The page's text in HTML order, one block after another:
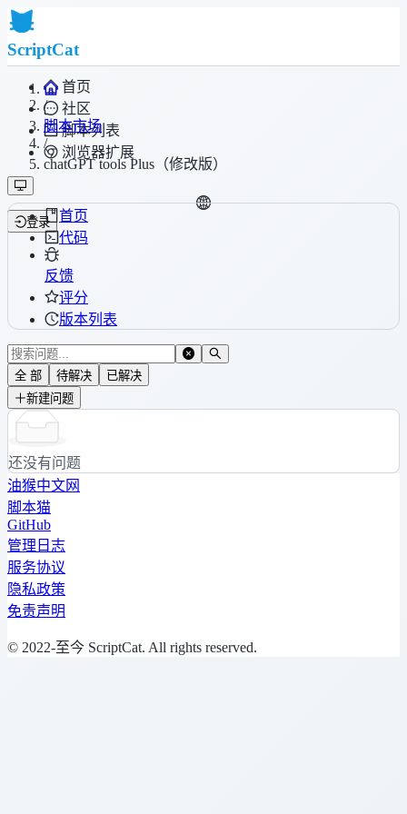
ScriptCat
首页
社区
脚本列表
浏览器扩展
登录
/
脚本市场
/
chatGPT tools Plus（修改版）
首页
代码
反馈
评分
版本列表
全 部 待解决
已解决
新建问题
还没有问题
油猴中文网
脚本猫
GitHub
管理日志
服务协议
隐私政策
免责声明
© 2022-至今 ScriptCat. All rights reserved.